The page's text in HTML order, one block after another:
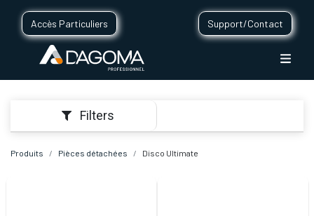
Accès Particuliers Support/Contact
Filters
Produits Pièces détachées Disco Ultimate